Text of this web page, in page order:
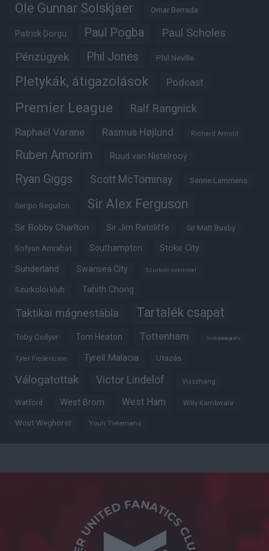
Ole Gunnar Solskjaer Omar Berrada
Patrick Dorgu Paul Pogba Paul Scholes
Pénzügyek Phil Jones Phil Neville
Pletykák, átigazolások Podcast
Premier League Ralf Rangnick
Raphaël Varane Rasmus Højlund Richard Arnold
Ruben Amorim Ruud van Nistelrooy
Ryan Giggs Scott McTominay Senne Lammens
Sergio Reguilon Sir Alex Ferguson
Sir Bobby Charlton Sir Jim Ratcliffe Sir Matt Busby
Sofyan Amrabat Southampton Stoke City
Sunderland Swansea City Szurkoló szemmel
Szurkolói klub Tahith Chong
Taktikai mágnestábla Tartalék csapat
Toby Collyer Tom Heaton Tottenham Trófeabibliográfia
Tyler Fredericson Tyrell Malacia Utazás
Válogatottak Victor Lindelöf Visszhang
Watford West Brom West Ham Willy Kambwala
Wout Weghorst Youri Tielemans